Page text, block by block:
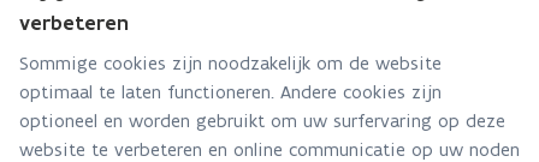
Team Mooimakers
Hebt u een vraag voor dit team? Stel ze hier:
Via contact formulier
verbeteren
Sommige cookies zijn noodzakelijk om de website
optimaal te laten functioneren. Andere cookies zijn
optioneel en worden gebruikt om uw surfervaring op deze
website te verbeteren en online communicatie op uw noden